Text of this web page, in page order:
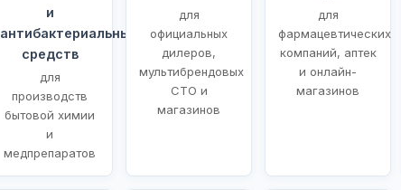
и
антибактериальных
средств
для
производств
бытовой химии
и
медпрепаратов
для
официальных
дилеров,
мультибрендовых
СТО и
магазинов
для
фармацевтических
компаний, аптек
и онлайн-
магазинов